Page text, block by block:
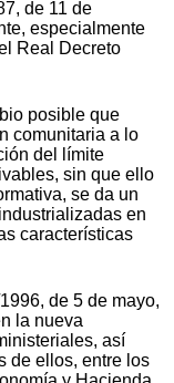
de 11 de
especialmente
Real Decreto
posible que
comunitaria a lo
del límite
sin que ello
se da un
en
características
de 5 de mayo,
la nueva
así
de ellos, entre los